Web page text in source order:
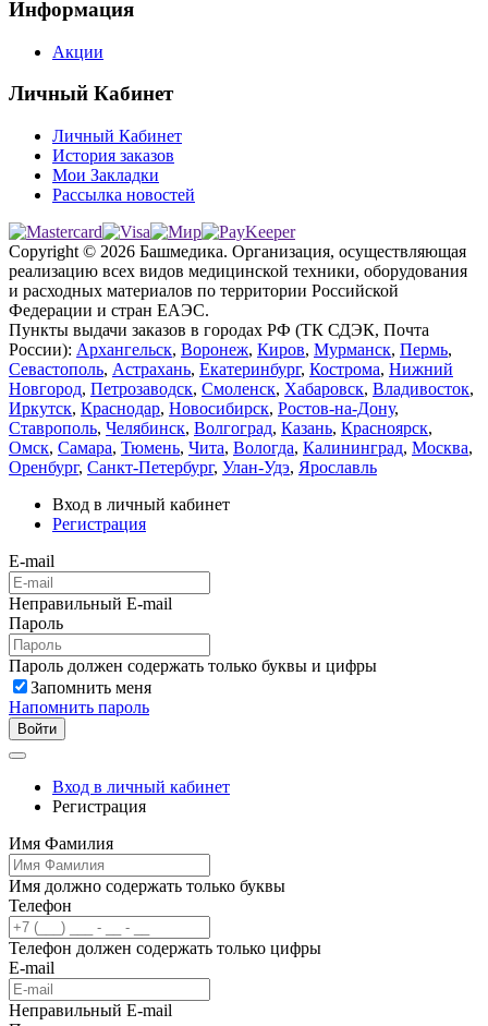
Информация
Акции
Личный Кабинет
Личный Кабинет
История заказов
Мои Закладки
Рассылка новостей
Copyright © 2026 Башмедика. Организация, осуществляющая
реализацию всех видов медицинской техники, оборудования
и расходных материалов по территории Российской
Федерации и стран ЕАЭС.
Пункты выдачи заказов в городах РФ (ТК СДЭК, Почта
России): Архангельск, Воронеж, Киров, Мурманск, Пермь,
Севастополь, Астрахань, Екатеринбург, Кострома, Нижний
Новгород, Петрозаводск, Смоленск, Хабаровск, Владивосток,
Иркутск, Краснодар, Новосибирск, Ростов-на-Дону,
Ставрополь, Челябинск, Волгоград, Казань, Красноярск,
Омск, Самара, Тюмень, Чита, Вологда, Калининград, Москва,
Оренбург, Санкт-Петербург, Улан-Удэ, Ярославль
Вход в личный кабинет
Регистрация
E-mail
Неправильный E-mail
Пароль
Пароль должен содержать только буквы и цифры
Запомнить меня
Напомнить пароль
Войти
Вход в личный кабинет
Регистрация
Имя Фамилия
Имя должно содержать только буквы
Телефон
Телефон должен содержать только цифры
E-mail
Неправильный E-mail